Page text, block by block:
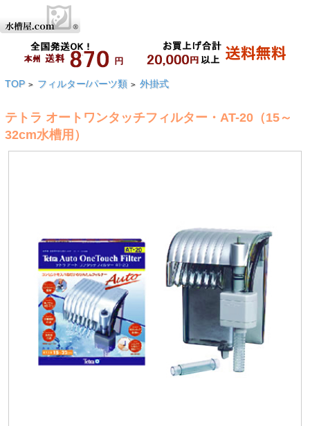
TOP > フィルター/パーツ類 > 外掛式
テトラ オートワンタッチフィルター・AT-20（15～
32cm水槽用）